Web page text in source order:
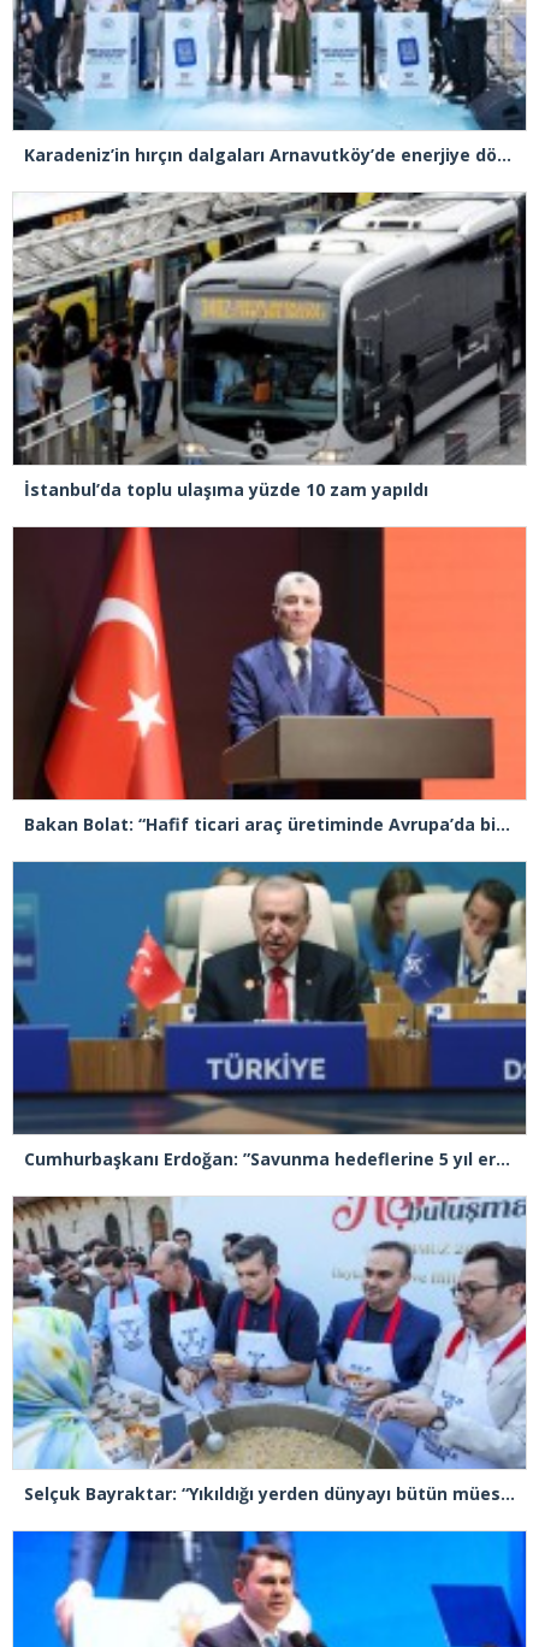
Karadeniz’in hırçın dalgaları Arnavutköy’de enerjiye dönüştü
İstanbul’da toplu ulaşıma yüzde 10 zam yapıldı
Bakan Bolat: “Hafif ticari araç üretiminde Avrupa’da birinci sıradayız”
Cumhurbaşkanı Erdoğan: ”Savunma hedeflerine 5 yıl erken ulaşacağız”
Selçuk Bayraktar: “Yıkıldığı yerden dünyayı bütün müesseseleriyle yeniden inşa etmek gerekiyor”